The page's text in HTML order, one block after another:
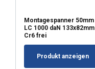
Montagespanner 50mm
LC 1000 daN 133x82mm
Cr6 frei
Produkt anzeigen